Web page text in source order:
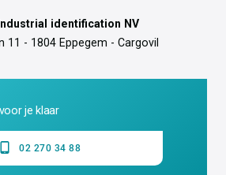
identification NV
11 - 1804 Eppegem - Cargovil
je klaar
02 270 34 88